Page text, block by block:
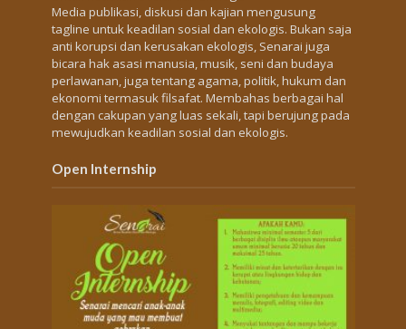
Media publikasi, diskusi dan kajian mengusung
tagline untuk keadilan sosial dan ekologis. Bukan saja
anti korupsi dan kerusakan ekologis, Senarai juga
bicara hak asasi manusia, musik, seni dan budaya
perlawanan, juga tentang agama, politik, hukum dan
ekonomi termasuk filsafat. Membahas berbagai hal
dengan cakupan yang luas sekali, tapi berujung pada
mewujudkan keadilan sosial dan ekologis.
Open Internship